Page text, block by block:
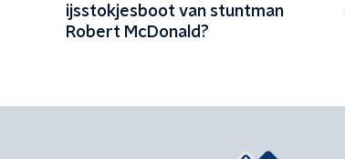
ijsstokjesboot van stuntman
Robert McDonald?